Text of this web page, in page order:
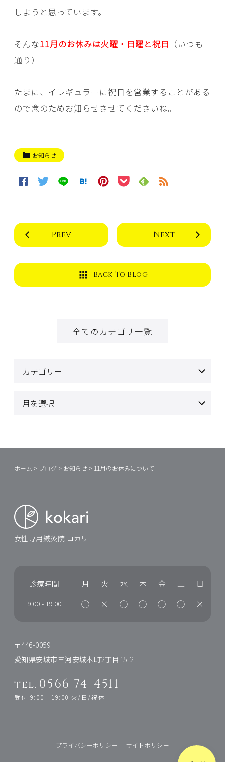
しようと思っています。
そんな11月のお休みは火曜・日曜と祝日 （いつも
通り）
たまに、イレギュラーに祝日を営業することがある
ので念のためお知らせさせてくださいね。
お知らせ
Prev Next
Back To Blog
全てのカテゴリ一覧
ホーム > ブログ > お知らせ > 11月のお休みについて
女性専用鍼灸院 コカリ
診療時間 月 火 水 木 金 土 日
9:00 - 19:00 ◯ × ◯ ◯ ◯ ◯ ×
〒446-0059
愛知県安城市三河安城本町2丁目15-2
tel. 0566-74-4511
受付 9:00 - 19:00 火/日/祝休
プライバシーポリシー サイトポリシー